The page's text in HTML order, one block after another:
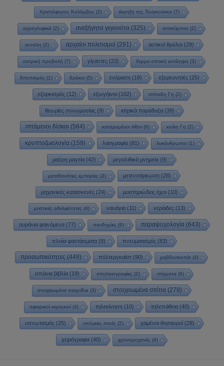
Χριστόφορος Κολόμβος (2) έκρηξη της Τουγκούσκα (7)
αγρογλυφικά (2) ανεξήγητα γεγονότα (325) αντισύμπαν (2)
αντιύλη (2) αρχαίοι πολιτισμοί (291) αστικοί θρύλοι (29)
αστρική προβολή (7) γίγαντες (23) δερμο-οπτική αντίληψη (3)
διτοπισμός (1) δράκοι(5) ενόραση(18) εξερευνητές(25)
εξορκισμός(12) εξωγήινοι(102) επίπεδη Γη (2)
θεωρίες συνωμοσίας(9) ιατρικά παράδοξα(39)
ιπτάμενοι δίσκοι (564) καταραμένοι λίθοι (6) κοίλη Γη (2)
κρυπτοζωολογία(159) λαογραφία(81) λυκάνθρωποι(1)
μαύρη μαγεία(42) μεγαλιθικά μνημεία(9)
μεταθανάτιες εμπειρίες (3) μετενσάρκωση (28)
μηχανικές κατασκευές (24) μυστηριώδεις ήχοι (10)
μυστικές αδελφότητες (4) ναυάγια(11) νεράιδες(13)
ουράνια φαινόμενα(77) πανδημίες (6) παραψυχολογία(643)
πλοία-φαντάσματα(8) πνευματισμός(83)
προσωπικότητες (449) πόλτεργκαϊστ(90) ραβδοσκοπία (4)
σπάνια βιβλία (19) σπηλαιογραφίες (2) στίγματα (6)
στοιχειωμένα παιχνίδια(3) στοιχειωμένα σπίτια(279)
σφαιρικοί κεραυνοί (4) τηλεκίνηση (10) τηλεπάθεια (40)
υπνωτισμός(25) υπόγειες στοές (2) χαμένοι θησαυροί(28)
χειρόγραφα(40) χρονομηχανές (4)